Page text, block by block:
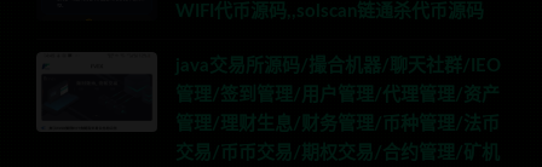
WIFI代币源码,,solscan链通杀代币源码
java交易所源码/撮合机器/聊天社群/IEO
管理/签到管理/用户管理/代理管理/资产
管理/理财生息/财务管理/币种管理/法币
交易/币币交易/期权交易/合约管理/矿机